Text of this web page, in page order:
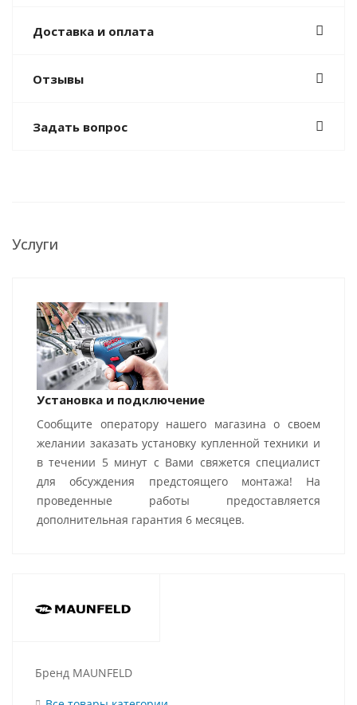
Доставка и оплата
Отзывы
Задать вопрос
Услуги
Установка и подключение
Сообщите оператору нашего магазина о своем
желании заказать установку купленной техники и
в течении 5 минут с Вами свяжется специалист
для обсуждения предстоящего монтажа! На
проведенные работы предоставляется
дополнительная гарантия 6 месяцев.
Бренд MAUNFELD